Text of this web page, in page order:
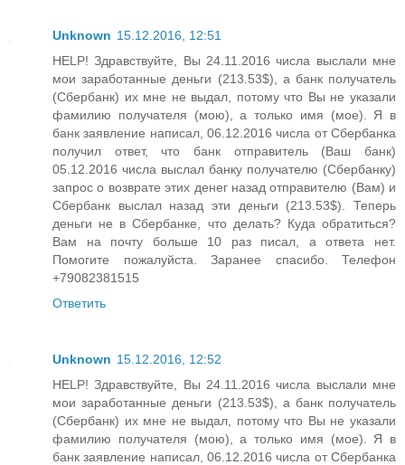
Unknown 15.12.2016, 12:51
HELP! Здравствуйте, Вы 24.11.2016 числа выслали мне
мои заработанные деньги (213.53$), а банк получатель
(Сбербанк) их мне не выдал, потому что Вы не указали
фамилию получателя (мою), а только имя (мое). Я в
банк заявление написал, 06.12.2016 числа от Сбербанка
получил ответ, что банк отправитель (Ваш банк)
05.12.2016 числа выслал банку получателю (Сбербанку)
запрос о возврате этих денег назад отправителю (Вам) и
Сбербанк выслал назад эти деньги (213.53$). Теперь
деньги не в Сбербанке, что делать? Куда обратиться?
Вам на почту больше 10 раз писал, а ответа нет.
Помогите пожалуйста. Заранее спасибо. Телефон
+79082381515
Ответить
Unknown 15.12.2016, 12:52
HELP! Здравствуйте, Вы 24.11.2016 числа выслали мне
мои заработанные деньги (213.53$), а банк получатель
(Сбербанк) их мне не выдал, потому что Вы не указали
фамилию получателя (мою), а только имя (мое). Я в
банк заявление написал, 06.12.2016 числа от Сбербанка